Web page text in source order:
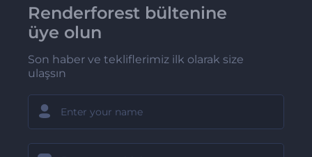
Renderforest bültenine
üye olun
Son haber ve tekliflerimiz ilk olarak size
ulaşsın